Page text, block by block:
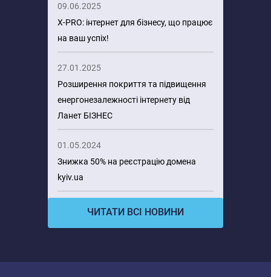
09.06.2025
X-PRO: інтернет для бізнесу, що працює
на ваш успіх!
27.01.2025
Розширення покриття та підвищення
енергонезалежності інтернету від
Ланет БІЗНЕС
01.05.2024
Знижка 50% на реєстрацію домена
kyiv.ua
ЧИТАТИ ВСІ НОВИНИ